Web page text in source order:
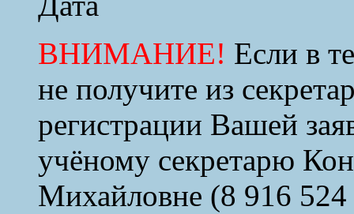
ВНИМАНИЕ! Если в
не получите из
регистрации Вашей
учёному секретарю
Михайловне (8 916